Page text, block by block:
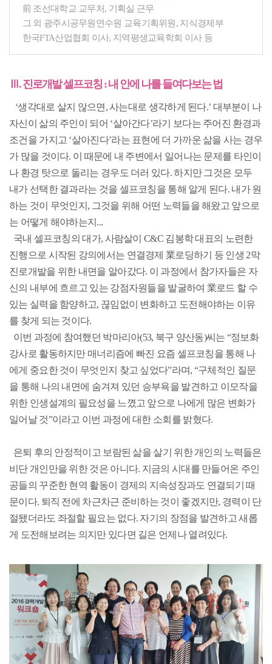
前 조선대학교 교무처, 기획실 근무
그 외 광주시공무원연수원 교육기획위원, 지식경제부
한국FTA산업협회 이사, 지역평생교육학회 이사 등
Ⅲ. 진로개발 셀프코칭 : 내 안에 나를 들여다보는 법
‘생각대로 살지 않으면, 사는대로 생각하게 된다.’ 대부분이 나
자신이 삶의 주인이 되어 ‘살아간다’라기 보다는 주어진 환경과
조건을 가지고 ‘살아진다’라는 표현에 더 가까운 삶을 사는 경우
가 많을 것이다. 이 때문에 내 주변에서 일어나는 문제를 타인이
나 환경 탓으로 돌리는 경우도 더러 있다. 하지만 그것은 모두
내가 선택한 결과라는 것을 셀프코칭을 통해 알게 된다. 내가 원
하는 것이 무엇인지, 그것을 위해 어떤 노력들을 해왔고 앞으로
는 어떻게 해야하는지...
국내 셀프코칭의 대가, 사람살이 C&C 김봉학 대표의 노련한
진행으로 시작된 강의에서는 연결경제 業로딩하기 등 인생 2막
진로개발을 위한 내면을 알아갔다. 이 과정에서 참가자들은 자
신의 내부에 흐르고 있는 강점자원들을 발굴하여 業로드 할 수
있는 실력을 함양하고, 끊임없이 변화하고 도전해야하는 이유
를 찾게 되는 것이다.
이번 과정에 참여했던 박마리아(53, 북구 양산동)씨는 “정보화
강사로 활동하지만 매너리즘에 빠진 요즘 셀프코칭을 통해 나
에게 중요한 것이 무엇인지 찾고 싶었다”라며, “구체적인 질문
을 통해 나의 내면에 숨겨져 있던 승부욕을 발견하고 이모작을
위한 인생설계의 필요성을 느꼈고 앞으로 나에게 많은 변화가
일어날 것”이라고 이번 과정에 대한 소회를 밝혔다.
은퇴 후의 안정적이고 보람된 삶을 살기 위한 개인의 노력들은
비단 개인만을 위한 것은 아니다. 지금의 시대를 만들어온 주인
공들의 꾸준한 현역 활동이 경제의 지속성장과도 연결되기 때
문이다. 퇴직 전에 차근차근 준비하는 것이 좋겠지만, 경력이 단
절됐더라도 좌절할 필요는 없다. 자기의 장점을 발견하고 새롭
게 도전해보려는 의지만 있다면 길은 언제나 열려있다.